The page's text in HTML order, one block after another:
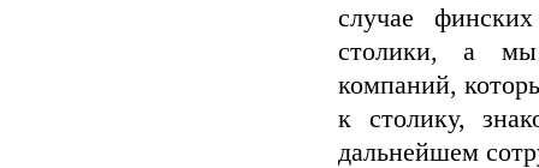
случае
столики, а мы
компаний,
к столику,
дальнейшем